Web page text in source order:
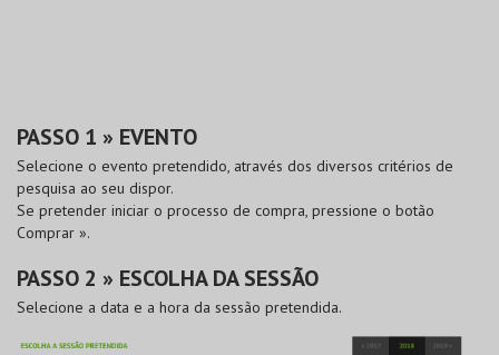
PASSO 1 » EVENTO
Selecione o evento pretendido, através dos diversos critérios de
pesquisa ao seu dispor.
Se pretender iniciar o processo de compra, pressione o botão
Comprar ».
PASSO 2 » ESCOLHA DA SESSÃO
Selecione a data e a hora da sessão pretendida.